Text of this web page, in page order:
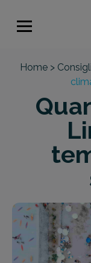
Home >